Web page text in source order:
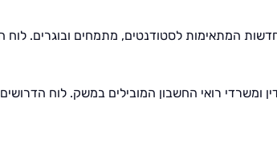
המתאימות לסטודנטים, מתמחים ובוגרים. לוח
רואי החשבון המובילים במשק. לוח